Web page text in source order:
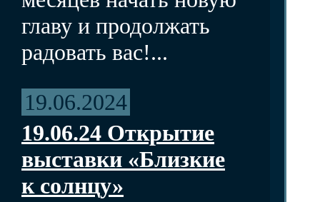
главу и продолжать
радовать вас!...
19.06.2024
19.06.24 Открытие
выставки «Близкие
к солнцу»